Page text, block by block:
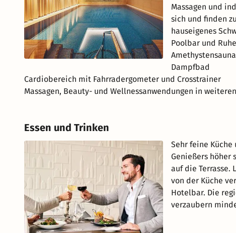
Massagen und
sich und finden
hauseigenes
Poolbar und
Amethystensauna
Dampfbad
Cardiobereich mit Fahrradergometer und Crosstrainer
Massagen, Beauty- und Wellnessanwendungen in weiteren
Essen und Trinken
Sehr feine Küche
Genießers höher
auf die Terrasse.
von der Küche
Hotelbar. Die
verzaubern